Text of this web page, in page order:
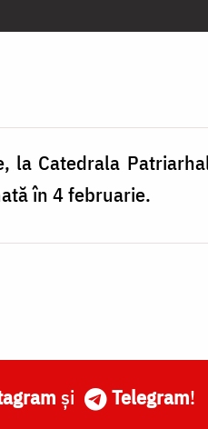
la Catedrala
în 4 februarie.
și Telegram!